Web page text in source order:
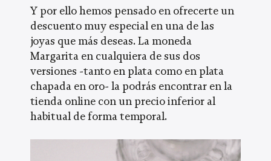
Y por ello hemos pensado en ofrecerte un
descuento muy especial en una de las
joyas que más deseas. La moneda
Margarita en cualquiera de sus dos
versiones -tanto en plata como en plata
chapada en oro- la podrás encontrar en la
tienda online con un precio inferior al
habitual de forma temporal.